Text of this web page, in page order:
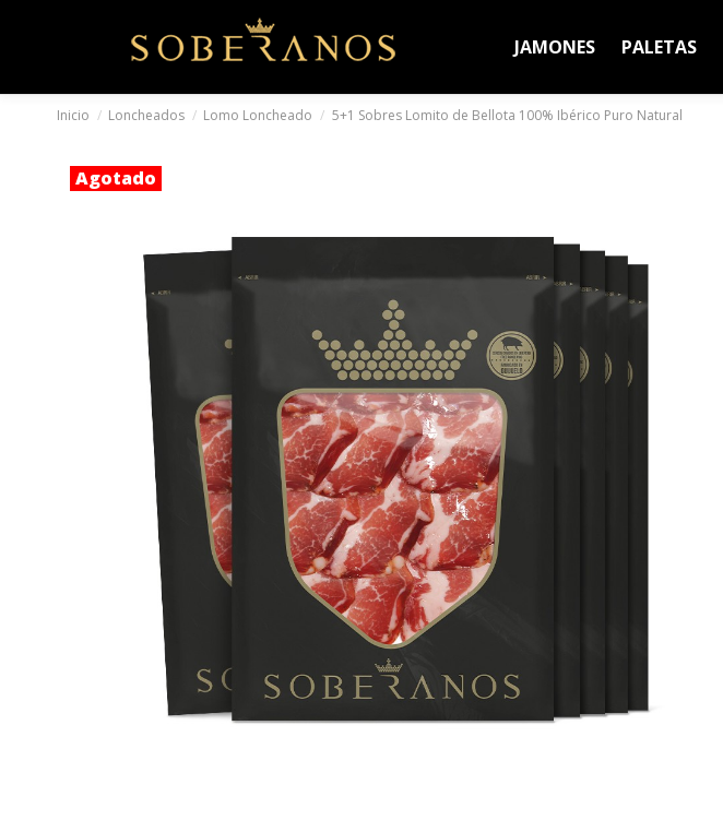
JAMONES PALETAS
Inicio Loncheados Lomo Loncheado 5+1 Sobres Lomito de Bellota 100% Ibérico Puro Natural
Agotado